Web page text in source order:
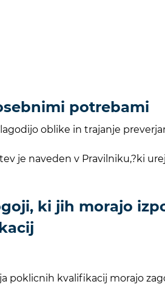
potrebami
oblike in trajanje
je naveden v Pravilniku,?ki
ki jih morajo
poklicnih kvalifikacij morajo